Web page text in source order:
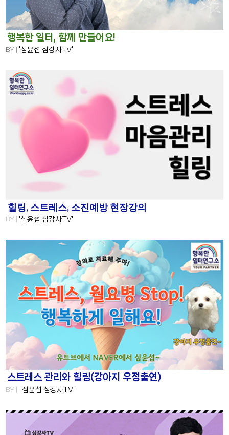
행복한 일터, 함께 만들어요!
BY | '심윤섭 심강사TV'
힐링, 스트레스, 소진예방 현장강의
BY | '심윤섭 심강사TV'
스트레스 관리와 힐링(강아지 우정출연)
BY | '심윤섭 심강사TV'